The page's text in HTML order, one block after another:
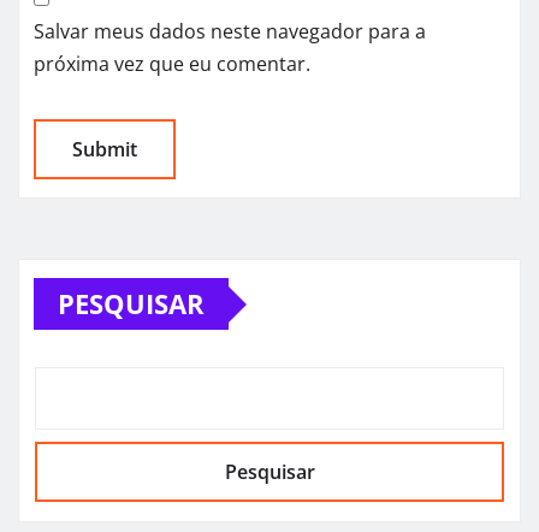
Salvar meus dados neste navegador para a
próxima vez que eu comentar.
PESQUISAR
Pesquisar